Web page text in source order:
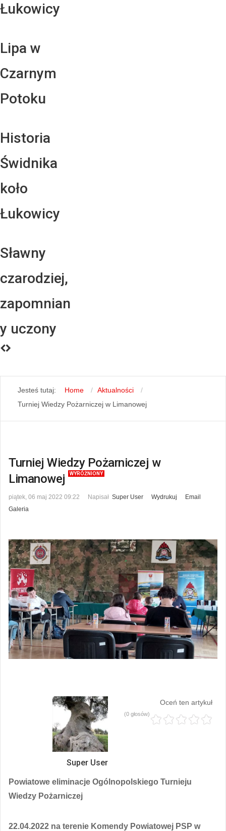
Łukowicy
Lipa w
Czarnym
Potoku
Historia
Świdnika
koło
Łukowicy
Sławny
czarodziej,
zapomnian
y uczony
Jesteś tutaj: Home
Aktualności
Turniej Wiedzy Pożarniczej w Limanowej
Turniej Wiedzy Pożarniczej w
Limanowej
WYRÓŻNIONY
piątek, 06 maj 2022 09:22 Napisał Super User Wydrukuj
Email
Galeria
Super User
Oceń ten artykuł
(0 głosów)
Powiatowe eliminacje Ogólnopolskiego Turnieju
Wiedzy Pożarniczej
22.04.2022 na terenie Komendy Powiatowej PSP w